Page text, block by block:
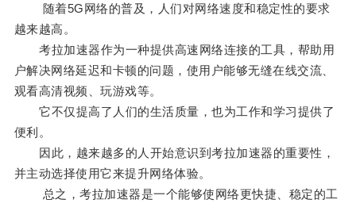
随着5G网络的普及，人们对网络速度和稳定性的要求
越来越高。
考拉加速器作为一种提供高速网络连接的工具，帮助用
户解决网络延迟和卡顿的问题，使用户能够无缝在线交流、
观看高清视频、玩游戏等。
它不仅提高了人们的生活质量，也为工作和学习提供了
便利。
因此，越来越多的人开始意识到考拉加速器的重要性，
并主动选择使用它来提升网络体验。
总之，考拉加速器是一个能够使网络更快捷、稳定的工